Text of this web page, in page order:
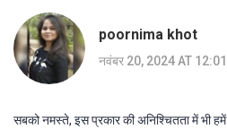
poornima khot
नवंबर 20, 2024 AT 12:01
सबको नमस्ते, इस प्रकार की अनिश्चितता में भी हमें